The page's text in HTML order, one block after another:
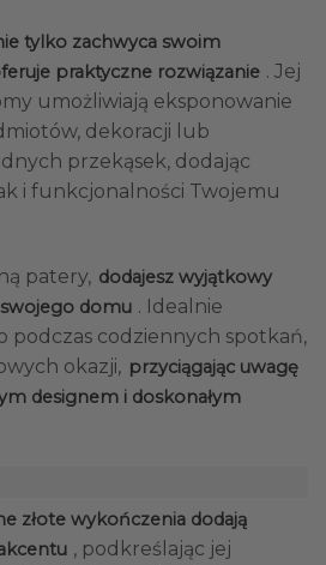
tylko zachwyca swoim
praktyczne rozwiązanie . Jej
umożliwiają eksponowanie
dekoracji lub
przekąsek, dodając
i funkcjonalności Twojemu
patery, dodajesz wyjątkowy
domu . Idealnie
podczas codziennych spotkań,
okazji, przyciągając uwagę
designem i doskonałym
złote wykończenia dodają
, podkreślając jej